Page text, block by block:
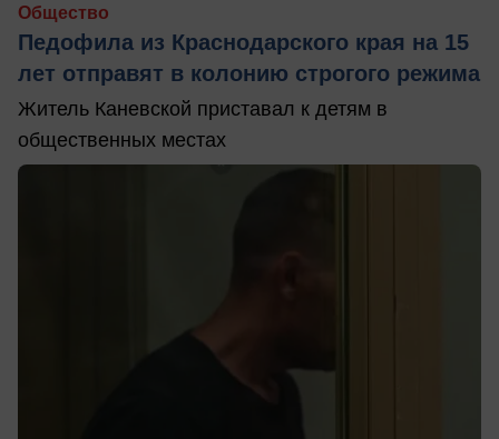
Общество
Педофила из Краснодарского края на 15
лет отправят в колонию строгого режима
Житель Каневской приставал к детям в
общественных местах